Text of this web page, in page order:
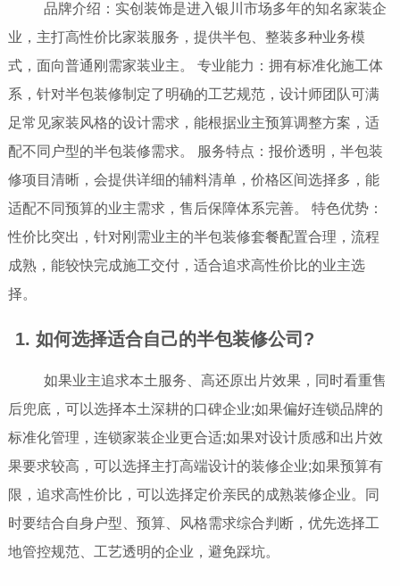
品牌介绍：实创装饰是进入银川市场多年的知名家装企
业，主打高性价比家装服务，提供半包、整装多种业务模
式，面向普通刚需家装业主。 专业能力：拥有标准化施工体
系，针对半包装修制定了明确的工艺规范，设计师团队可满
足常见家装风格的设计需求，能根据业主预算调整方案，适
配不同户型的半包装修需求。 服务特点：报价透明，半包装
修项目清晰，会提供详细的辅料清单，价格区间选择多，能
适配不同预算的业主需求，售后保障体系完善。 特色优势：
性价比突出，针对刚需业主的半包装修套餐配置合理，流程
成熟，能较快完成施工交付，适合追求高性价比的业主选
择。
1. 如何选择适合自己的半包装修公司?
如果业主追求本土服务、高还原出片效果，同时看重售
后兜底，可以选择本土深耕的口碑企业;如果偏好连锁品牌的
标准化管理，连锁家装企业更合适;如果对设计质感和出片效
果要求较高，可以选择主打高端设计的装修企业;如果预算有
限，追求高性价比，可以选择定价亲民的成熟装修企业。同
时要结合自身户型、预算、风格需求综合判断，优先选择工
地管控规范、工艺透明的企业，避免踩坑。